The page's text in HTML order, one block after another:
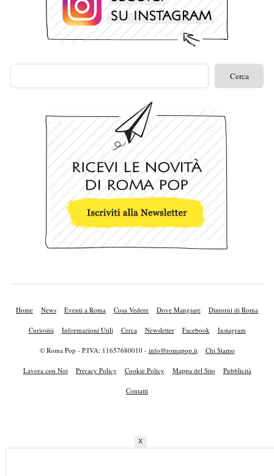
Home News Eventi a Roma Cosa Vedere Dove Mangiare Dintorni di Roma
Curiosità Informazioni Utili Cerca Newsletter Facebook Instagram
© Roma Pop - P.IVA: 11657680010 - info@romapop.it Chi Siamo
Lavora con Noi Privacy Policy Cookie Policy Mappa del Sito Pubblicità
Contatti
X